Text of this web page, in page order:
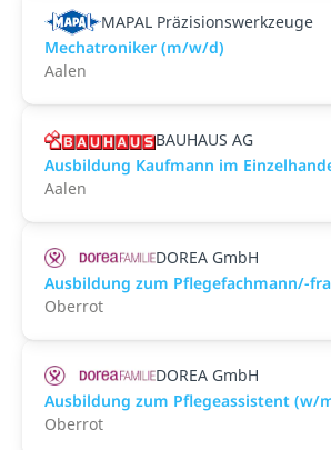
MAPAL Präzisionswerkzeuge
Mechatroniker (m/w/d)
Aalen
BAUHAUS AG
Ausbildung Kaufmann im
Aalen
DOREA GmbH
Ausbildung zum Pflegefachmann/-
Oberrot
DOREA GmbH
Ausbildung zum Pflegeassistent (w/
Oberrot